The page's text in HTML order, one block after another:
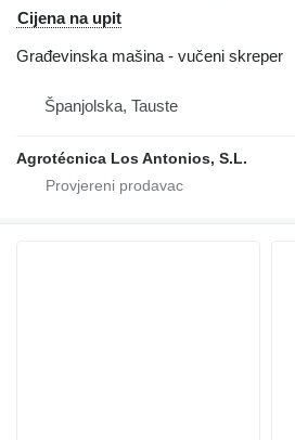
Cijena na upit
Građevinska mašina - vučeni skreper
Španjolska, Tauste
Agrotécnica Los Antonios, S.L.